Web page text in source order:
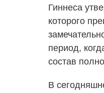
Гиннеса
которого
период,
состав
В